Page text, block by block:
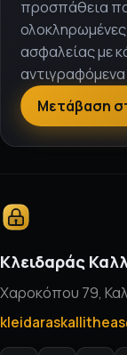
σας. Με την
μηχανισμού, η
χειροκίνητη
Μετάβαση
Κλειδαράς
Χαροκόπου 79,